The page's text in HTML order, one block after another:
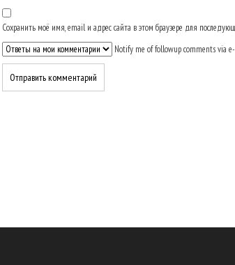
Сохранить моё имя, email и адрес сайта в этом браузере для
Notify me of followup comments via e-